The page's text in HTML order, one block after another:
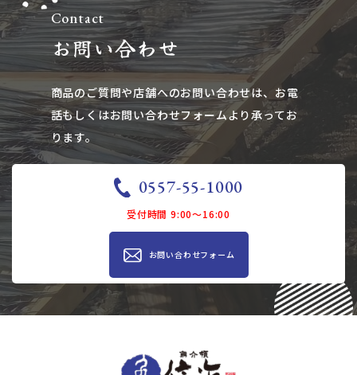
Contact
お問い合わせ
商品のご質問や店舗へのお問い合わせは、​​​​​​​お電
話もしくはお問い合わせフォームより承ってお
ります。
0557-55-1000
受付時間 9:00～16:00
お問い合わせ​​フォーム